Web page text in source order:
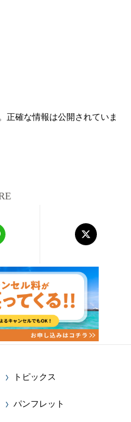
正確な情報は公開されていま
トピックス
パンフレット